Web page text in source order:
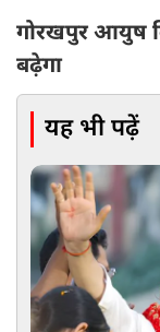
गोरखपुर आयुष
बढ़ेगा
यह भी पढ़ें